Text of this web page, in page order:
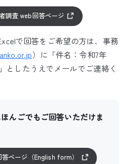
調査 web回答ページ
で回答をご希望の方は、事務
）に「件名：令和7年
としたうえでメールでご連絡く
んごでもご回答いただけま
ページ（English form）